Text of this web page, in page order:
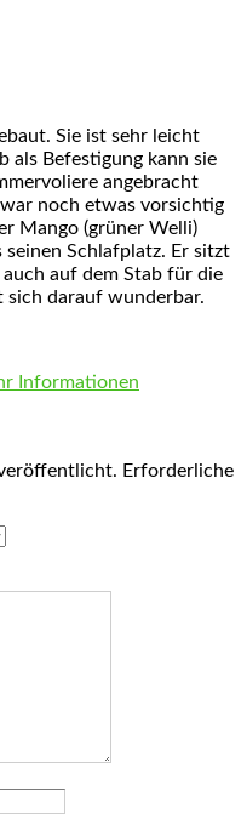
Sie ist sehr leicht
als Befestigung kann sie
angebracht
noch etwas vorsichtig
Mango (grüner Welli)
seinen Schlafplatz. Er sitzt
auf dem Stab für die
sich darauf wunderbar.
Informationen
Erforderliche